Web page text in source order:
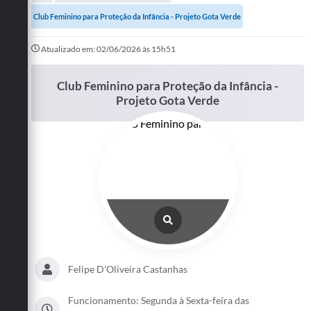
A Prefeitura
Departamentos
Club Feminino para Proteção da Infância - Projeto Gota Verde
Atualizado em: 02/06/2026 às 15h51
Club Feminino para Proteção da Infância -
Projeto Gota Verde
Felipe D'Oliveira Castanhas
Funcionamento: Segunda à Sexta-feira das